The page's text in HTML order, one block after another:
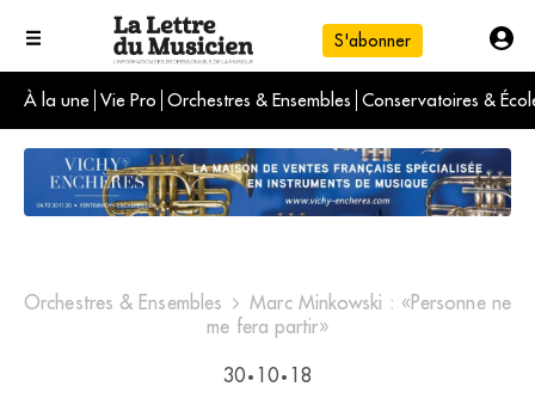
S'abonner
À la une Vie Pro Orchestres & Ensembles Conservatoires &
L'info du jour
Le numéro du mois
International
Orchestres & Ensembles
Marc Minkowski : «Personne ne
me fera partir»
30 • 10 • 18